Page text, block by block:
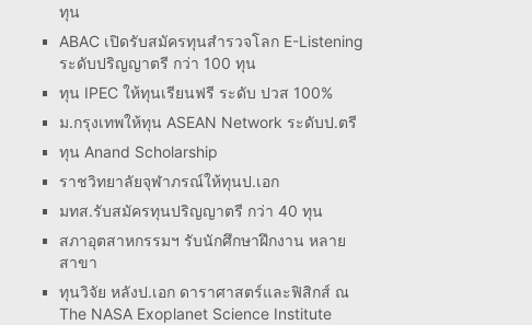
ทุน
ABAC เปิดรับสมัครทุนสำรวจโลก E-Listening
ระดับปริญญาตรี กว่า 100 ทุน
ทุน IPEC ให้ทุนเรียนฟรี ระดับ ปวส 100%
ม.กรุงเทพให้ทุน ASEAN Network ระดับป.ตรี
ทุน Anand Scholarship
ราชวิทยาลัยจุฬาภรณ์ให้ทุนป.เอก
มทส.รับสมัครทุนปริญญาตรี กว่า 40 ทุน
สภาอุตสาหกรรมฯ รับนักศึกษาฝึกงาน หลาย
สาขา
ทุนวิจัย หลังป.เอก ดาราศาสตร์และฟิสิกส์ ณ
The NASA Exoplanet Science Institute